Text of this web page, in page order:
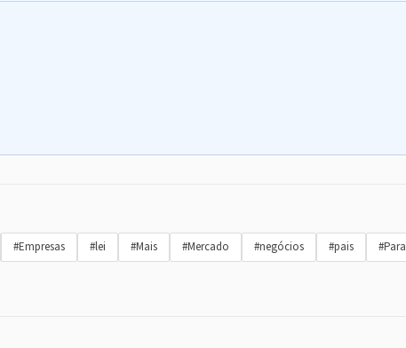
#Empresas #lei #Mais #Mercado #negócios #pais
#Para